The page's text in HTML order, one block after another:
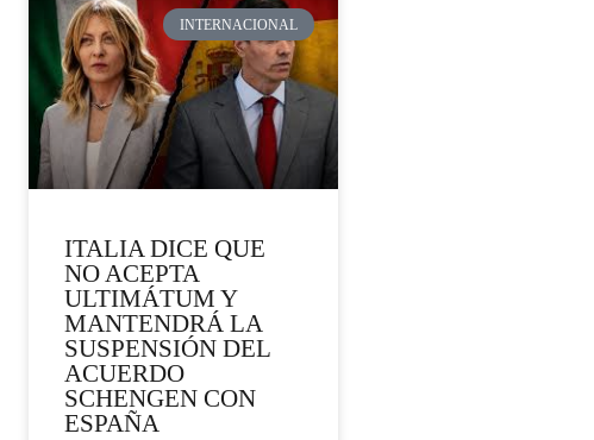
INTERNACIONAL
ITALIA DICE QUE
NO ACEPTA
ULTIMÁTUM Y
MANTENDRÁ LA
SUSPENSIÓN DEL
ACUERDO
SCHENGEN CON
ESPAÑA